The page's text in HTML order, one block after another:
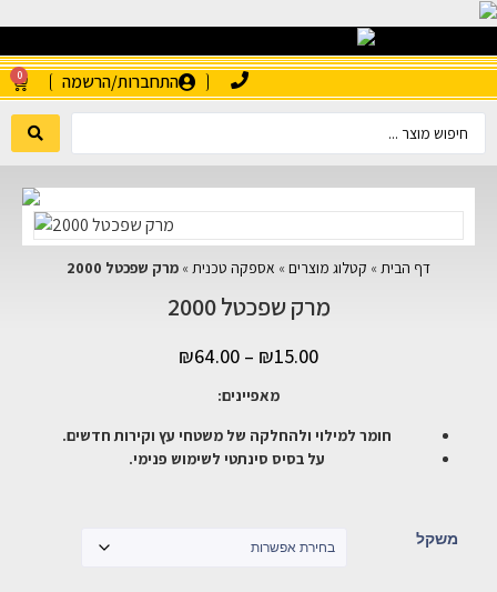
התחברות/הרשמה 0
דף הבית » קטלוג מוצרים » אספקה טכנית » מרק שפכטל 2000
מרק שפכטל 2000
₪15.00
–
₪64.00
מאפיינים:
חומר למילוי ולהחלקה של משטחי עץ וקירות חדשים.
על בסיס סינתטי לשימוש פנימי.
משקל